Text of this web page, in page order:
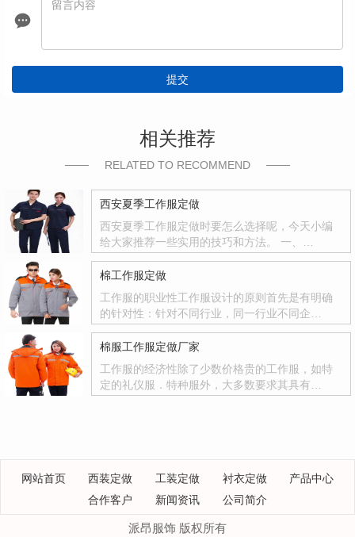
提交
相关推荐
RELATED TO RECOMMEND
西安夏季工作服定做
西安夏季工作服定做时要怎么选择呢，今天小编
给大家推荐一些实用的技巧和方法。 一、…
棉工作服定做
工作服的职业性工作服设计的原则首先是有明确
的针对性：针对不同行业，同一行业不同企…
棉服工作服定做厂家
工作服的经济性除了少数价格贵的工作服，如特
定的礼仪服．特种服外，大多数要求其具有…
网站首页 西装定做 工装定做 衬衣定做
产品中心
合作客户
新闻资讯 公司简介
派昂服饰 版权所有